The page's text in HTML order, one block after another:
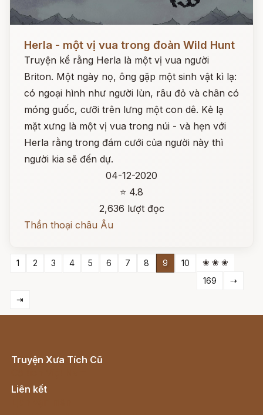
Herla - một vị vua trong đoàn Wild Hunt
Truyện kể rằng Herla là một vị vua người
Briton. Một ngày nọ, ông gặp một sinh vật kì lạ:
có ngoại hình như người lùn, râu đỏ và chân có
móng guốc, cưỡi trên lưng một con dê. Kẻ lạ
mặt xưng là một vị vua trong núi - và hẹn với
Herla rằng trong đám cưới của người này thì
người kia sẽ đến dự.
04-12-2020
⭐ 4.8
2,636 lượt đọc
Thần thoại châu Âu
1 2 3 4 5 6 7 8 9 10
❀ ❀ ❀
169
⇢
⇥
Truyện Xưa Tích Cũ
Liên kết